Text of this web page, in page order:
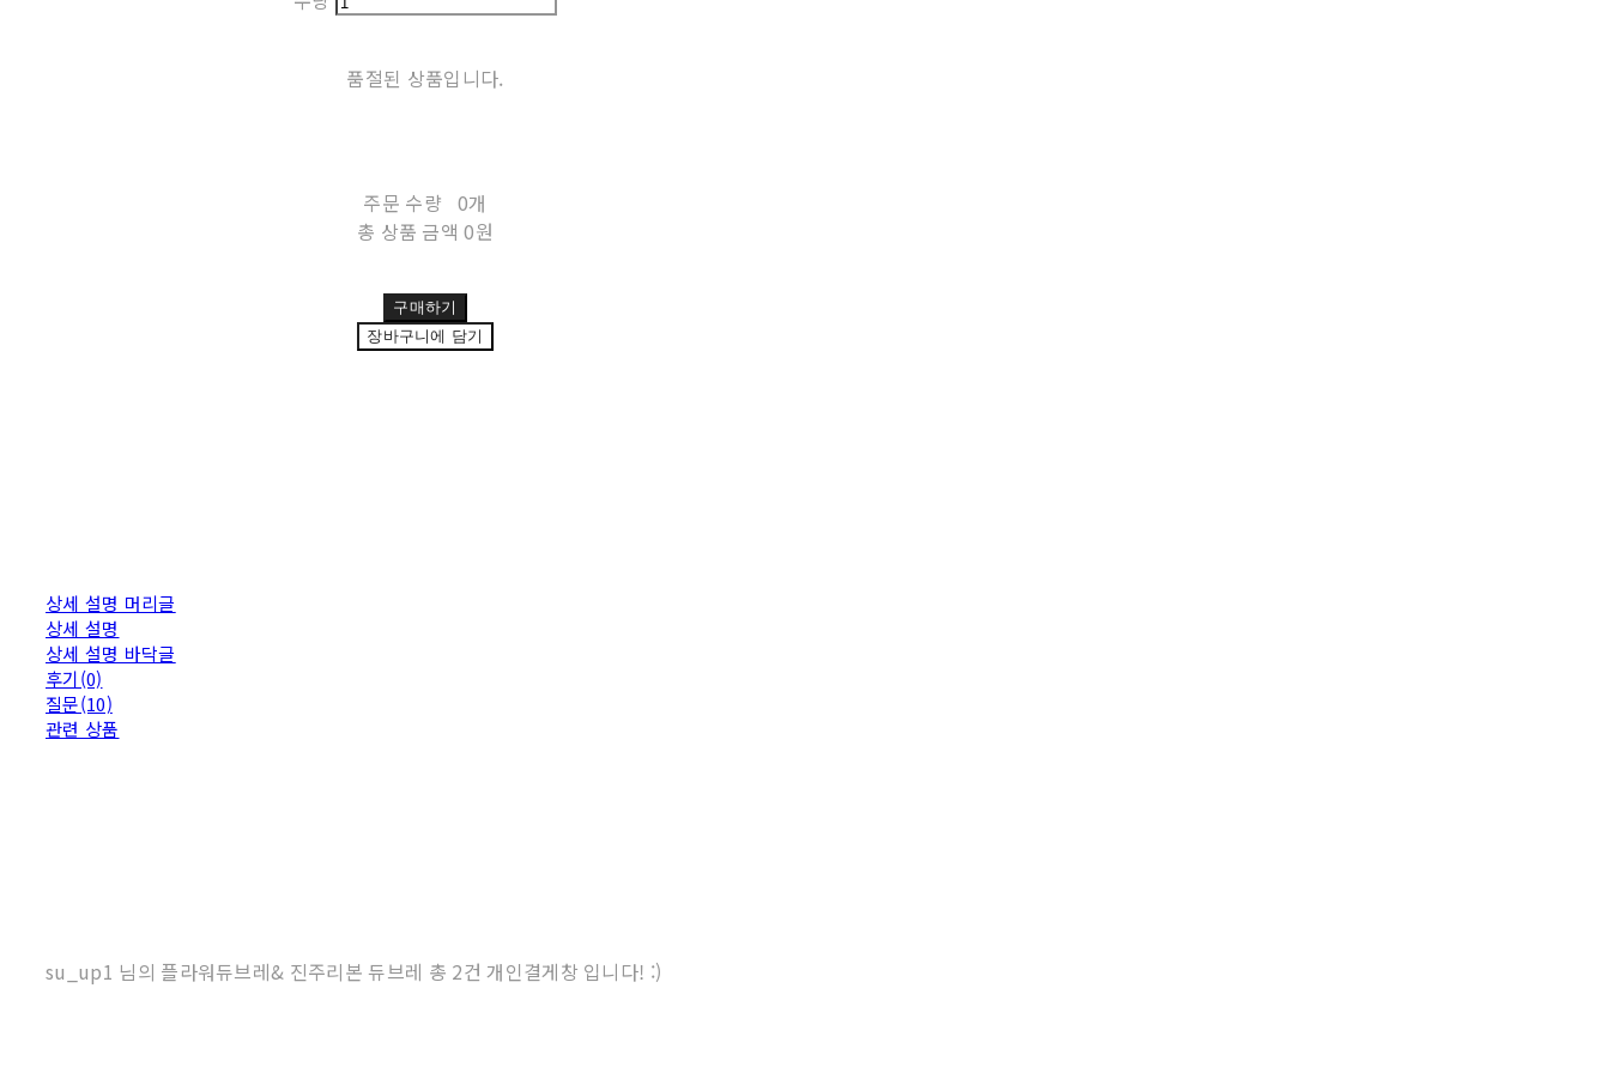
품절된 상품입니다.
주문 수량 0개
총 상품 금액 0원
구매하기
장바구니에 담기
상세 설명 머리글
상세 설명
상세 설명 바닥글
후기(0)
질문(10)
관련 상품
su_up1 님의 플라워듀브레& 진주리본 듀브레 총 2건 개인결게창 입니다! :)